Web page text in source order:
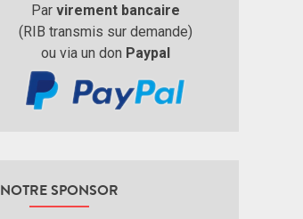
Par virement bancaire
(RIB transmis sur demande)
ou via un don Paypal
NOTRE SPONSOR